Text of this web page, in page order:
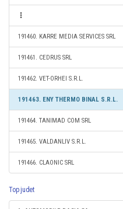
191460. KARRE MEDIA SERVICES SRL
191461. CEDRUS SRL
191462. VET-ORHEI S.R.L.
191463. ENY THERMO BINAL S.R.L.
191464. TANIMAD COM SRL
191465. VALDANLIV S.R.L.
191466. CLAONIC SRL
Top judet